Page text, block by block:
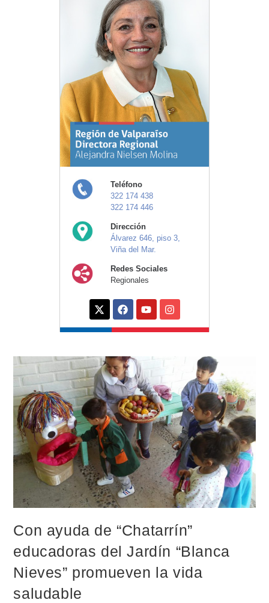
Teléfono
322 174 438
322 174 446
Dirección
Álvarez 646, piso 3,
Viña del Mar.
Redes Sociales
Regionales
Con ayuda de “Chatarrín”
educadoras del Jardín “Blanca
Nieves” promueven la vida
saludable